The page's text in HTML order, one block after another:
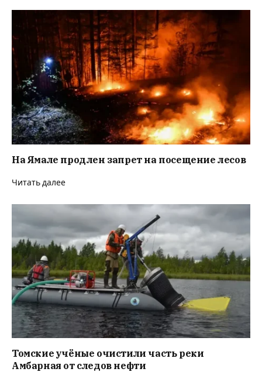
На Ямале продлен запрет на посещение лесов
Читать далее
Томские учёные очистили часть реки
Амбарная от следов нефти